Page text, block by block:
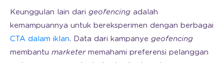
Keunggulan lain dari geofencing adalah
kemampuannya untuk bereksperimen dengan berbagai
CTA dalam iklan. Data dari kampanye geofencing
membantu marketermemahami preferensi pelanggan